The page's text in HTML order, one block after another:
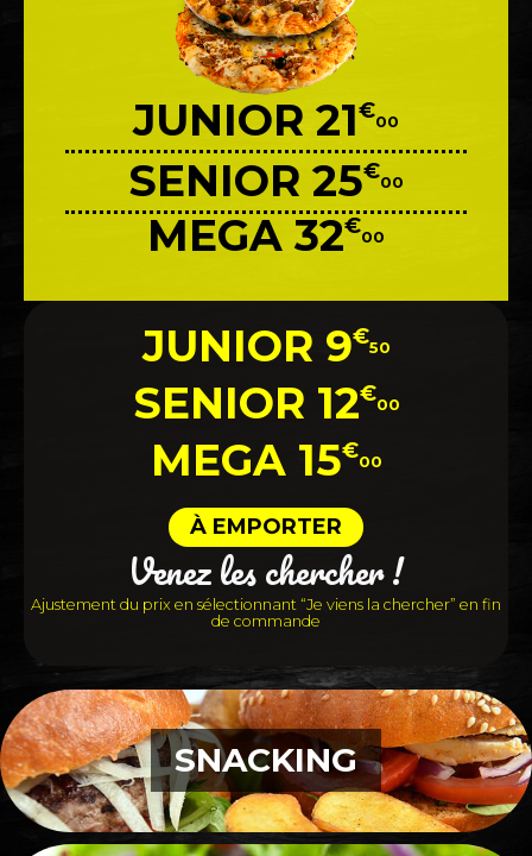
JUNIOR 21€00
SENIOR 25€00
MEGA 32€00
JUNIOR 9€50
SENIOR 12€00
MEGA 15€00
À EMPORTER
Venez les chercher !
Ajustement du prix en sélectionnant “Je viens la chercher” en fin
de commande
SNACKING